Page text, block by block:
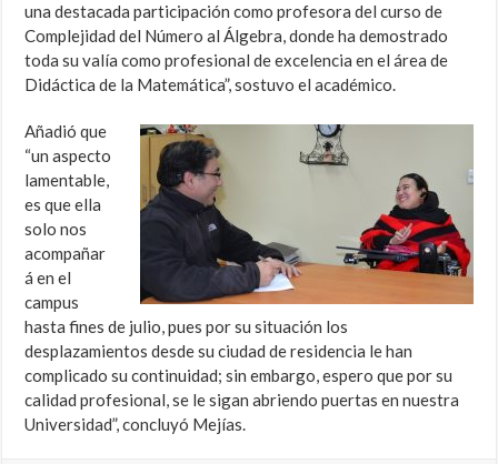
una destacada participación como profesora del curso de
Complejidad del Número al Álgebra, donde ha demostrado
toda su valía como profesional de excelencia en el área de
Didáctica de la Matemática”, sostuvo el académico.
Añadió que
“un aspecto
lamentable,
es que ella
solo nos
acompañar
á en el
campus
hasta fines de julio, pues por su situación los
desplazamientos desde su ciudad de residencia le han
complicado su continuidad; sin embargo, espero que por su
calidad profesional, se le sigan abriendo puertas en nuestra
Universidad”, concluyó Mejías.